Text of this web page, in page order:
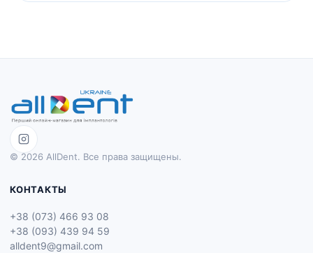
© 2026 AllDent. Все права защищены.
КОНТАКТЫ
+38 (073) 466 93 08
+38 (093) 439 94 59
alldent9@gmail.com